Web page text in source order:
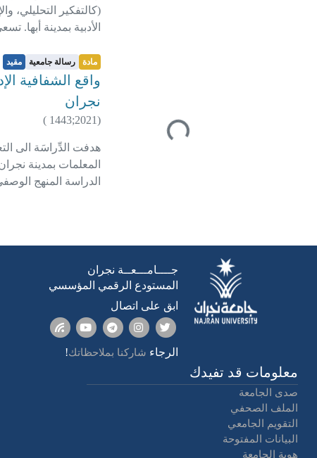
(كالتفكير التحليلي،
الأدبية بمدينة
جاري التحميل...
مادة رسالة جامعية مقيد
واقع الشفافية
نجران
(
2021
;
1443
)
هدفت الدِّراسَة الى
المعلمات بمدينة
جــــامـــعــة نجران
المستودع الرقمي المؤسسي
ابق على اتصال
الرجاء شاركنا بملاحظاتك!
معلومات قد تفيدك
صدى الجامعة
الملف الصحفي
التقويم الجامعي
البيانات المفتوحة
هوية الجامعة